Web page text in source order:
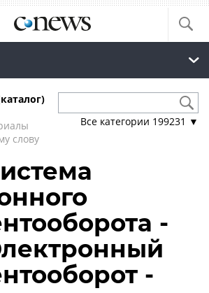
слову
Все категории 199231 ▼
-
-